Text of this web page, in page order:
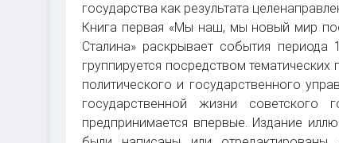
государства как результата
Книга первая «Мы наш, мы новый мир
Сталина» раскрывает события периода
группируется посредством
политического и государственного
государственной жизни советского
предпринимается впервые. Издание